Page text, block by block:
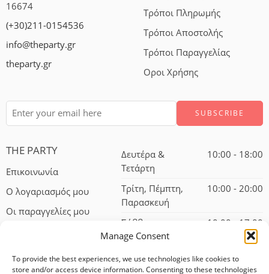
Manage Consent
To provide the best experiences, we use technologies like cookies to
store and/or access device information. Consenting to these technologies
16674
(+30)211-0154536
info@theparty.gr
theparty.gr
Τρόποι Πληρωμής
Τρόποι Αποστολής
Τρόποι Παραγγελίας
Οροι Χρήσης
THE PARTY
Επικοινωνία
Ο λογαριασμός μου
Οι παραγγελίες μου
Δευτέρα &
Τετάρτη
10:00 - 18:00
Τρίτη, Πέμπτη,
Παρασκευή
10:00 - 20:00
Σάββατο 10:00 - 17:00